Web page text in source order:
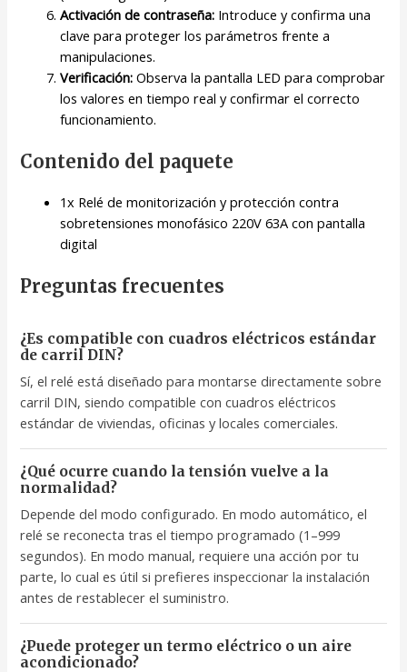
Activación de contraseña: Introduce y confirma una
clave para proteger los parámetros frente a
manipulaciones.
Verificación: Observa la pantalla LED para comprobar
los valores en tiempo real y confirmar el correcto
funcionamiento.
Contenido del paquete
1x Relé de monitorización y protección contra
sobretensiones monofásico 220V 63A con pantalla
digital
Preguntas frecuentes
¿Es compatible con cuadros eléctricos estándar
de carril DIN?
Sí, el relé está diseñado para montarse directamente sobre
carril DIN, siendo compatible con cuadros eléctricos
estándar de viviendas, oficinas y locales comerciales.
¿Qué ocurre cuando la tensión vuelve a la
normalidad?
Depende del modo configurado. En modo automático, el
relé se reconecta tras el tiempo programado (1–999
segundos). En modo manual, requiere una acción por tu
parte, lo cual es útil si prefieres inspeccionar la instalación
antes de restablecer el suministro.
¿Puede proteger un termo eléctrico o un aire
acondicionado?